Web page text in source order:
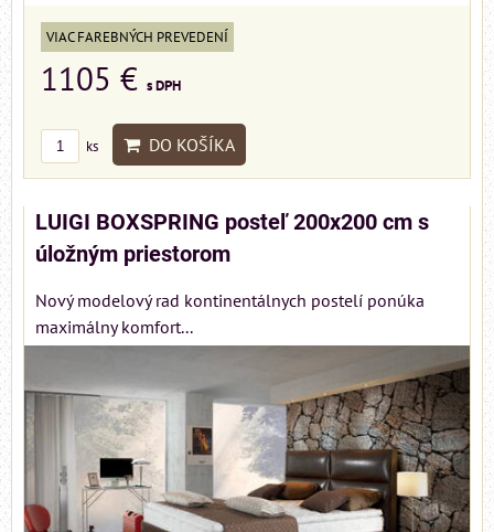
VIAC FAREBNÝCH PREVEDENÍ
1105 € s DPH
ks DO KOŠÍKA
LUIGI BOXSPRING posteľ 200x200 cm s
úložným priestorom
Nový modelový rad kontinentálnych postelí ponúka
maximálny komfort...